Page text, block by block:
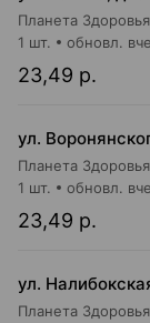
23,49 р.
1 шт. обновл.
ул.
23,49 р.
1 шт. обновл.
ул.